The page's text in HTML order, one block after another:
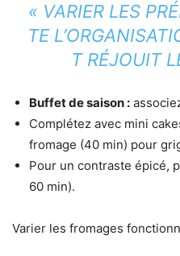
« VARIER LES
TE
T RÉJOUIT
Buffet de saison :
Complétez avec mini
fromage (40 min) pour
Pour un contraste épicé,
60 min).
Varier les fromages